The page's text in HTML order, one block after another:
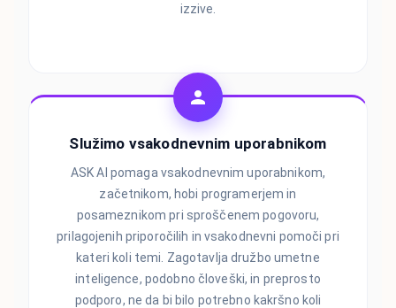
izzive.
Služimo vsakodnevnim uporabnikom
ASK AI pomaga vsakodnevnim uporabnikom,
začetnikom, hobi programerjem in
posameznikom pri sproščenem pogovoru,
prilagojenih priporočilih in vsakodnevni pomoči pri
kateri koli temi. Zagotavlja družbo umetne
inteligence, podobno človeški, in preprosto
podporo, ne da bi bilo potrebno kakršno koli